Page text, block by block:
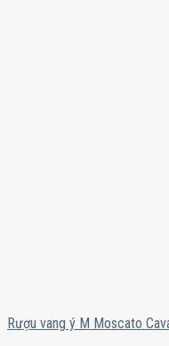
Rượu vang ý M Moscato